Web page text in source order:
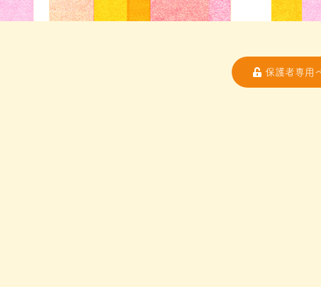
保護者専用